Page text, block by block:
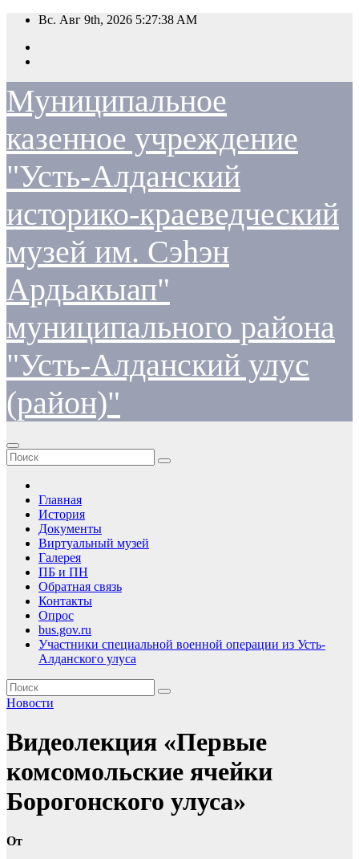
Перейти
содержимому
Вс. Авг 9th, 2026 5:27:38 AM
Муниципальное
казенное учреждение
"Усть-Алданский
историко-краеведческий
музей им. Сэһэн
Ардьакыап"
муниципального района
"Усть-Алданский улус
(район)"
Главная
История
Документы
Виртуальный музей
Галерея
ПБ и ПН
Обратная связь
Контакты
Опрос
bus.gov.ru
Участники специальной военной операции из Усть-
Алданского улуса
Новости
Видеолекция «Первые
комсомольские ячейки
Борогонского улуса»
От